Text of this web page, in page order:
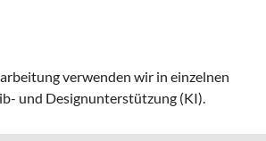
verwenden wir in einzelnen
und Designunterstützung (KI).